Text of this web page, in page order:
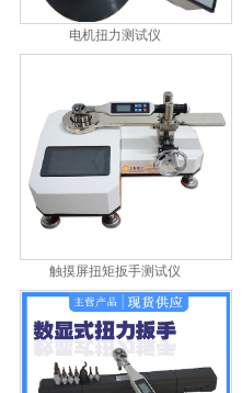
电机扭力测试仪
触摸屏扭矩扳手测试仪